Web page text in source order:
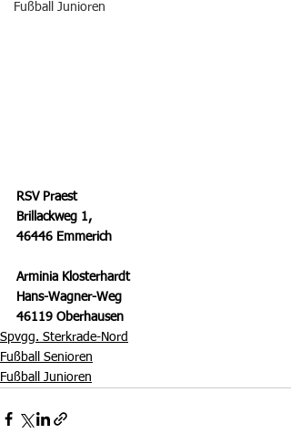
Fußball Junioren
RSV Praest
Brillackweg 1,
46446 Emmerich
Arminia Klosterhardt
Hans-Wagner-Weg
46119 Oberhausen
Spvgg. Sterkrade-Nord
Fußball Senioren
Fußball Junioren